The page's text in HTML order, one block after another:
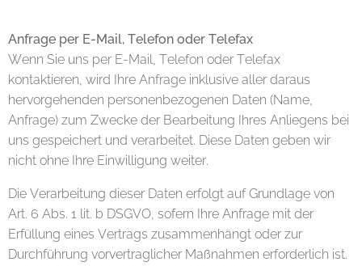
Anfrage per E-Mail, Telefon oder Telefax
Wenn Sie uns per E-Mail, Telefon oder Telefax
kontaktieren, wird Ihre Anfrage inklusive aller daraus
hervorgehenden personenbezogenen Daten (Name,
Anfrage) zum Zwecke der Bearbeitung Ihres Anliegens bei
uns gespeichert und verarbeitet. Diese Daten geben wir
nicht ohne Ihre Einwilligung weiter.
Die Verarbeitung dieser Daten erfolgt auf Grundlage von
Art. 6 Abs. 1 lit. b DSGVO, sofern Ihre Anfrage mit der
Erfüllung eines Vertrags zusammenhängt oder zur
Durchführung vorvertraglicher Maßnahmen erforderlich ist.